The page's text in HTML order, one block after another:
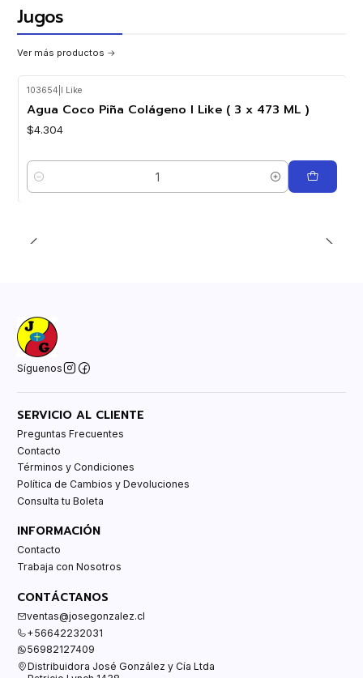
Jugos
Ver más productos
103654 I Like
Agua Coco Piña Colágeno I Like ( 3 x 473 ML )
$4.304
Cantidad
Síguenos
SERVICIO AL CLIENTE
Preguntas Frecuentes
Contacto
Términos y Condiciones
Política de Cambios y Devoluciones
Consulta tu Boleta
INFORMACIÓN
Contacto
Trabaja con Nosotros
CONTÁCTANOS
ventas@josegonzalez.cl
+56642232031
56982127409
Distribuidora José González y Cía Ltda